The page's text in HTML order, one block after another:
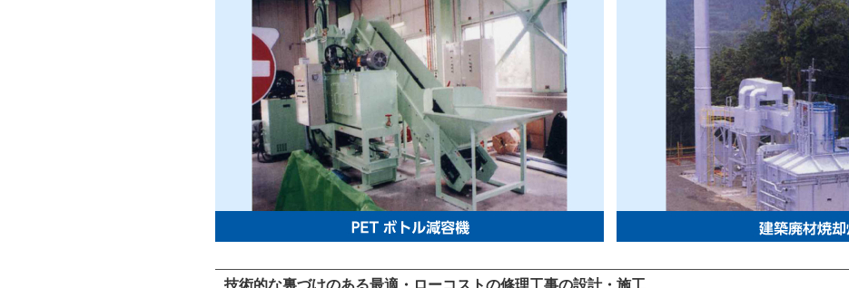
技術的な裏づけのある最適・ローコストの修理工事の設計・施工